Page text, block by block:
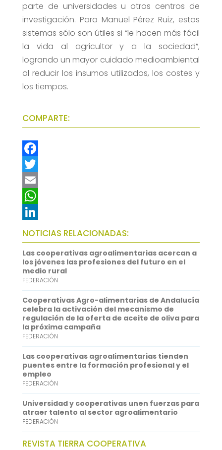
parte de universidades u otros centros de
investigación. Para Manuel Pérez Ruiz, estos
sistemas sólo son útiles si “le hacen más fácil
la vida al agricultor y a la sociedad”,
logrando un mayor cuidado medioambiental
al reducir los insumos utilizados, los costes y
los tiempos.
COMPARTE:
F
a
c
e
b
o
o
k
T
w
t
t
e
r
E
m
a
i
l
W
h
a
t
s
A
p
p
L
i
n
k
e
d
I
n
NOTICIAS RELACIONADAS:
Las cooperativas agroalimentarias acercan a
los jóvenes las profesiones del futuro en el
medio rural
FEDERACIÓN
Cooperativas Agro-alimentarias de Andalucía
celebra la activación del mecanismo de
regulación de la oferta de aceite de oliva para
la próxima campaña
FEDERACIÓN
Las cooperativas agroalimentarias tienden
puentes entre la formación profesional y el
empleo
FEDERACIÓN
Universidad y cooperativas unen fuerzas para
atraer talento al sector agroalimentario
FEDERACIÓN
REVISTA TIERRA COOPERATIVA